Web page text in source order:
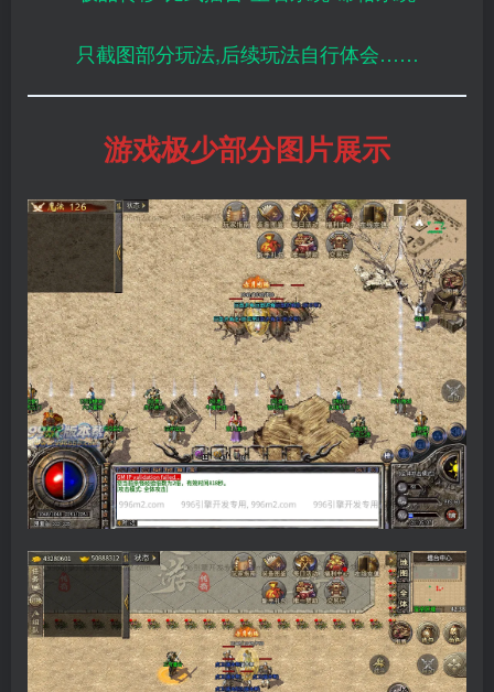
只截图部分玩法,后续玩法自行体会……
游戏极少部分图片展示